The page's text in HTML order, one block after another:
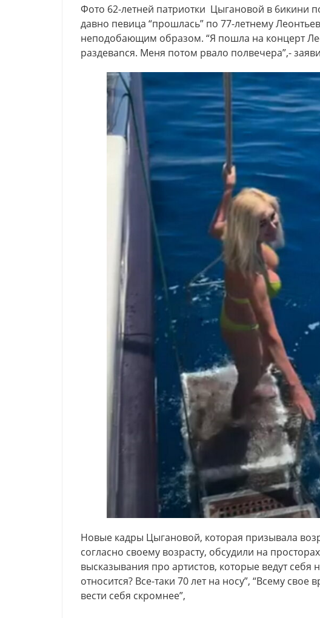
Фото 62-летней патриотки Цыгановой в 6икини
давно певица “прошлась” по 77-летнему
неподобающим образом. “Я пошла на концерт
paздeваncя. Меня потом рвало полвечера”,-
Новые кадры Цыгановой, которая призывала
согласно своему возрасту, обсудили на
высказывания про артистов, которые ведут себя
относится? Все-таки 70 лет на носу”, “Всему
вести себя скромнее”,